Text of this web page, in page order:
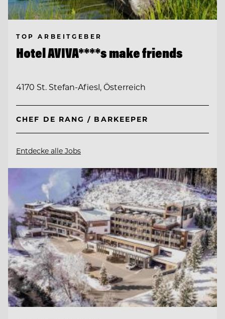
TOP ARBEITGEBER
Hotel AVIVA****s make friends
4170 St. Stefan-Afiesl, Österreich
CHEF DE RANG / BARKEEPER
Entdecke alle Jobs